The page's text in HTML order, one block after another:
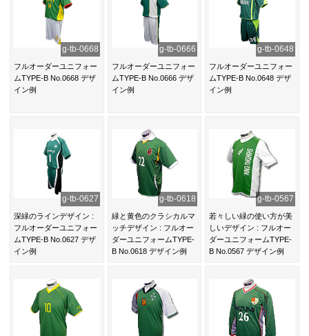
g-tb-0668
フルオーダーユニフォー
ムTYPE-B No.0668 デザ
イン例
g-tb-0666
フルオーダーユニフォー
ムTYPE-B No.0666 デザ
イン例
g-tb-0648
フルオーダーユニフォー
ムTYPE-B No.0648 デザ
イン例
g-tb-0627
深緑のラインデザイン :
フルオーダーユニフォー
ムTYPE-B No.0627 デザ
イン例
g-tb-0618
緑と黄色のクラシカルマ
ッチデザイン : フルオー
ダーユニフォームTYPE-
B No.0618 デザイン例
g-tb-0567
若々しい緑の使い方が美
しいデザイン : フルオー
ダーユニフォームTYPE-
B No.0567 デザイン例